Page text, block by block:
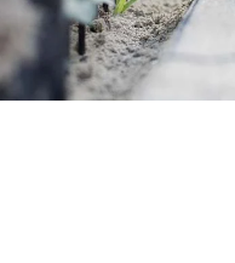
Door de jaren
geweldige
gerust alvast wat